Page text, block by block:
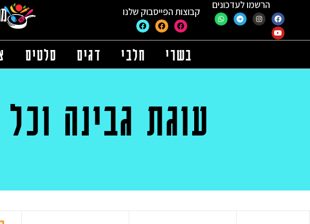
הרשמו לעדכונים
קבוצות הפייסבוק שלנו
בשרי חלבי דגים סלטים
עוגת גבינה